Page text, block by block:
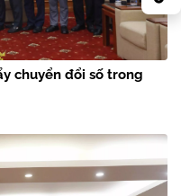
chuyển đổi số trong